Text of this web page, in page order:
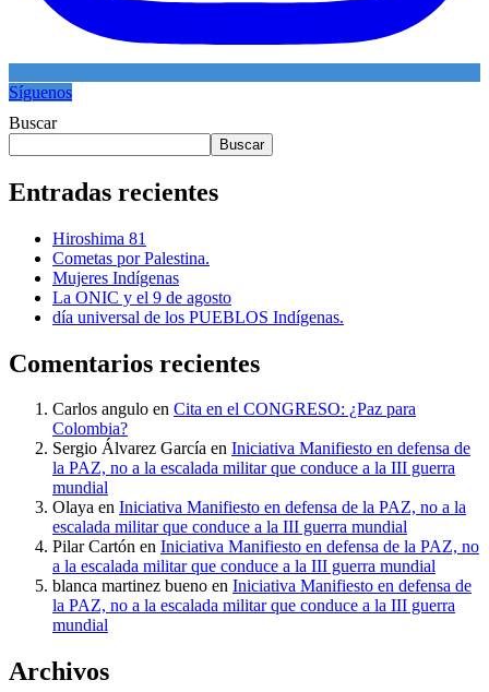
Síguenos
Buscar
Buscar
Entradas recientes
Hiroshima 81
Cometas por Palestina.
Mujeres Indígenas
La ONIC y el 9 de agosto
día universal de los PUEBLOS Indígenas.
Comentarios recientes
Carlos angulo en Cita en el CONGRESO: ¿Paz para
Colombia?
Sergio Álvarez García en Iniciativa Manifiesto en defensa de
la PAZ, no a la escalada militar que conduce a la III guerra
mundial
Olaya en Iniciativa Manifiesto en defensa de la PAZ, no a la
escalada militar que conduce a la III guerra mundial
Pilar Cartón en Iniciativa Manifiesto en defensa de la PAZ, no
a la escalada militar que conduce a la III guerra mundial
blanca martinez bueno en Iniciativa Manifiesto en defensa de
la PAZ, no a la escalada militar que conduce a la III guerra
mundial
Archivos